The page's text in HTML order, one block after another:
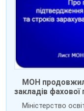
МОН
закладів
Міністерство